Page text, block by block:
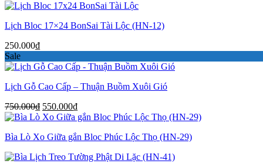
Lịch Bloc 17×24 BonSai Tài Lộc (HN-12)
250.000₫
Sale
Lịch Gỗ Cao Cấp – Thuận Buồm Xuôi Gió
750.000₫ Giá
gốc
750.000₫.
550.000₫Giá
hiện
là:
Bìa Lò Xo Giữa gắn Bloc Phúc Lộc Thọ (HN-29)